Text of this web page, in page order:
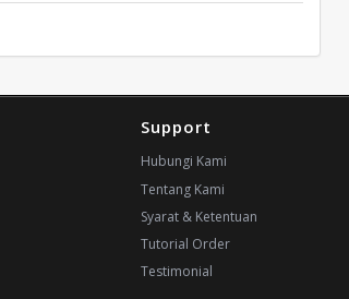
Support
Hubungi Kami
Tentang Kami
Syarat & Ketentuan
Tutorial Order
Testimonial